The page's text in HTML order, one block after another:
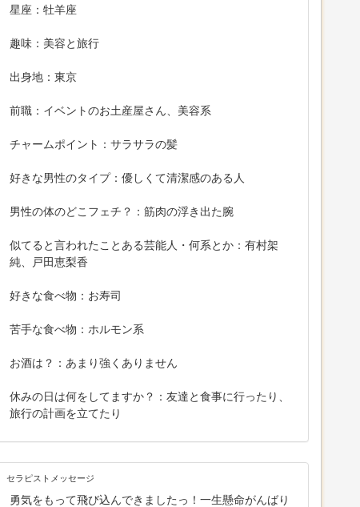
星座：牡羊座
趣味：美容と旅行
出身地：東京
前職：イベントのお土産屋さん、美容系
チャームポイント：サラサラの髪
好きな男性のタイプ：優しくて清潔感のある人
男性の体のどこフェチ？：筋肉の浮き出た腕
似てると言われたことある芸能人・何系とか：有村架
純、戸田恵梨香
好きな食べ物：お寿司
苦手な食べ物：ホルモン系
お酒は？：あまり強くありません
休みの日は何をしてますか？：友達と食事に行ったり、
旅行の計画を立てたり
セラピストメッセージ
勇気をもって飛び込んできましたっ！一生懸命がんばり